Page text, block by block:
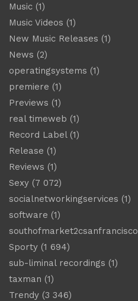
Music (1)
Music Videos (1)
New Music Releases (1)
News (2)
operatingsystems (1)
premiere (1)
Previews (1)
real timeweb (1)
Record Label(1)
Release (1)
Reviews (1)
Sexy (7 072)
socialnetworkingservices (1)
software (1)
southofmarket2csanfrancisco
Sporty (1 694)
sub-liminal recordings (1)
taxman (1)
Trendy (3 346)